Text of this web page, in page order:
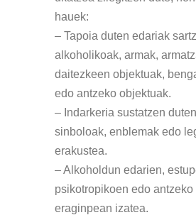
hauek:
– Tapoia duten edariak
alkoholikoak, armak,
daitezkeen objektuak,
edo antzeko objektuak.
– Indarkeria sustatzen
sinboloak, enblemak edo
erakustea.
– Alkoholdun edarien,
psikotropikoen edo antzeko
eraginpean izatea.